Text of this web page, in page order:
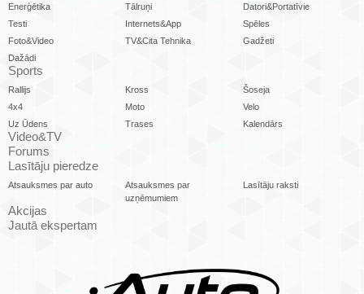
Enerģētika Tālruņi
Datori&Portatīvie
Testi
Internets&App
Spēles
Foto&Video
TV&Cita Tehnika
Gadžeti
Dažādi
Sports
Rallijs Kross
Šoseja
4x4
Moto
Velo
Uz Ūdens
Trases Kalendārs
Video&TV
Forums
Lasītāju pieredze
Atsauksmes par auto
Atsauksmes par
uzņēmumiem
Lasītāju raksti
Akcijas
Jautā ekspertam